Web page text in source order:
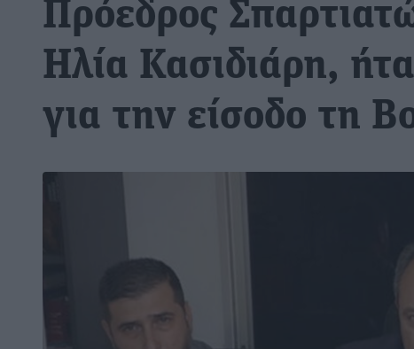
Πρόεδρος
Ηλία Κασιδιάρη,
για την είσοδο τη